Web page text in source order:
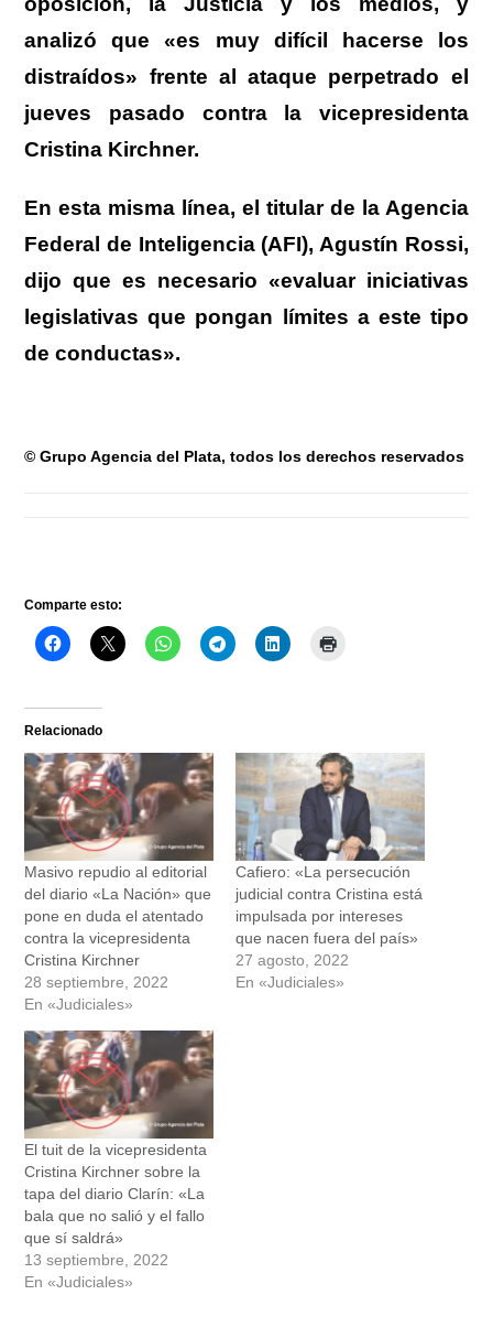
analizó que «es muy difícil hacerse los
distraídos» frente al ataque perpetrado el
jueves pasado contra la vicepresidenta
Cristina Kirchner.
En esta misma línea, el titular de la Agencia
Federal de Inteligencia (AFI), Agustín Rossi,
dijo que es necesario «evaluar iniciativas
legislativas que pongan límites a este tipo
de conductas».
© Grupo Agencia del Plata, todos los derechos reservados
Comparte esto:
Relacionado
Masivo repudio al editorial
del diario «La Nación» que
pone en duda el atentado
contra la vicepresidenta
Cristina Kirchner
28 septiembre, 2022
En «Judiciales»
Cafiero: «La persecución
judicial contra Cristina está
impulsada por intereses
que nacen fuera del país»
27 agosto, 2022
En «Judiciales»
El tuit de la vicepresidenta
Cristina Kirchner sobre la
tapa del diario Clarín: «La
bala que no salió y el fallo
que sí saldrá»
13 septiembre, 2022
En «Judiciales»